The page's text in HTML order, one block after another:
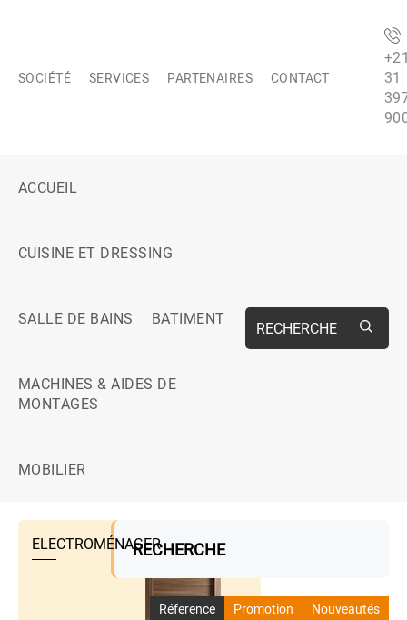
SOCIÉTÉ SERVICES PARTENAIRES CONTACT
31
ACCUEIL
CUISINE ET DRESSING
SALLE DE BAINS BATIMENT
MACHINES & AIDES DE
MONTAGES
MOBILIER
RECHERCHE
ELECTROMÉNAGERRECHERCHE
Réference Promotion Nouveautés